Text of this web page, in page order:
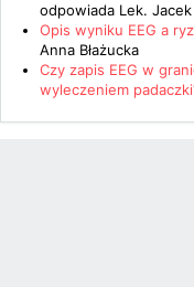
odpowiada Lek.
Opis wyniku EEG a
Anna Błażucka
Czy zapis EEG w
wyleczeniem